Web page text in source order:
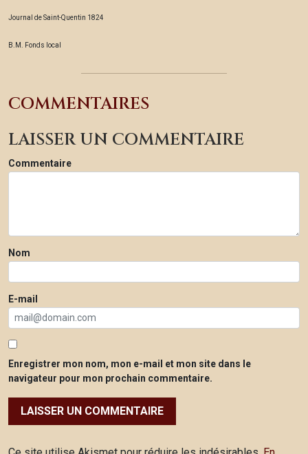
Journal de Saint-Quentin 1824
B.M. Fonds local
COMMENTAIRES
LAISSER UN COMMENTAIRE
Commentaire
Nom
E-mail
Enregistrer mon nom, mon e-mail et mon site dans le
navigateur pour mon prochain commentaire.